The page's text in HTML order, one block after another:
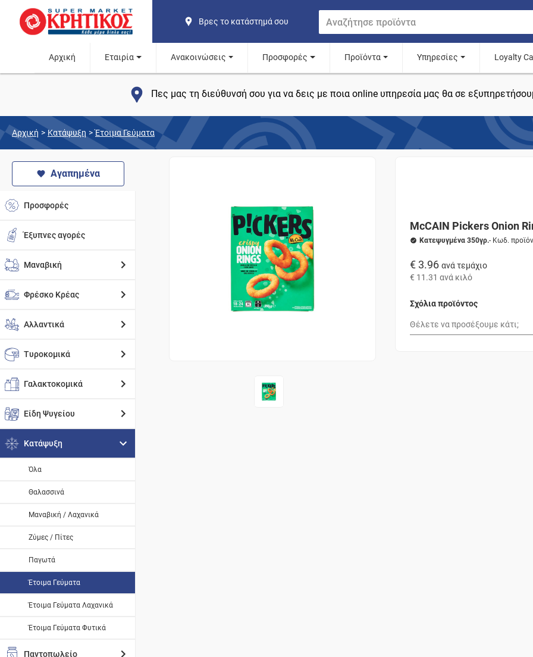
Βρες το κατάστημά σου
Αρχική Εταιρία Ανακοινώσεις Προσφορές Προϊόντα Υπηρεσίες Loyalty
Πες μας τη διεύθυνσή σου για να δεις με ποια online υπηρεσία μας θα σε
Αρχική > Κατάψυξη > Έτοιμα Γεύματα
Αγαπημένα
Προσφορές
Έξυπνες αγορές
Μαναβική
Φρέσκο Κρέας
Αλλαντικά
Τυροκομικά
Γαλακτοκομικά
Είδη Ψυγείου
Κατάψυξη
Όλα
Θαλασσινά
Μαναβική / Λαχανικά
Ζύμες / Πίτες
Παγωτά
Έτοιμα Γεύματα
Έτοιμα Γεύματα Λαχανικά
Έτοιμα Γεύματα Φυτικά
Παντοπωλείο
McCAIN Pickers Onion
Κατεψυγμένα 350γρ.- Κωδ.
€ 3.96 ανά τεμάχιο
€ 11.31 ανά κιλό
Σχόλια προϊόντος